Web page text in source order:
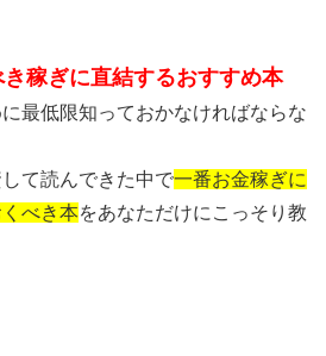
き稼ぎに直結するおすすめ本
最低限知っておかなければならな
て読んできた中で一番お金稼ぎに
べき本をあなただけにこっそり教